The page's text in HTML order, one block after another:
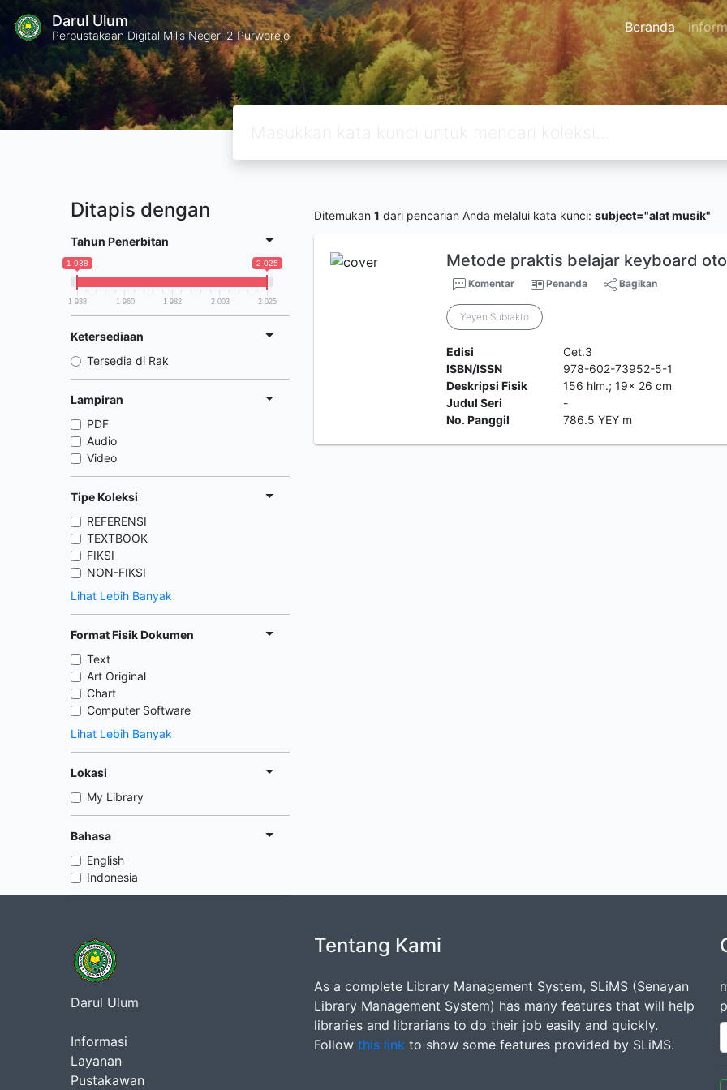
Darul Ulum
Perpustakaan Digital MTs Negeri 2 Purworejo Beranda
Ditapis dengan
Tahun Penerbitan
1 938 2 025
1 938 1 960 1 982 2 003 2 025
Ketersediaan
Tersedia di Rak
Lampiran
PDF
Audio
Video
Tipe Koleksi
REFERENSI
TEXTBOOK
FIKSI
NON-FIKSI
Lihat Lebih Banyak
Format Fisik Dokumen
Text
Art Original
Chart
Computer Software
Lihat Lebih Banyak
Lokasi
My Library
Bahasa
English
Indonesia
Ditemukan 1 dari pencarian Anda melalui kata kunci: subject="alat musik"
Metode praktis belajar keyboard
Komentar Penanda Bagikan
Yeyen Subiakto
Edisi
Cet.3
ISBN/ISSN
978-602-73952-5-1
Deskripsi Fisik
156 hlm.; 19x 26 cm
Judul Seri
-
No. Panggil
786.5 YEY m
Darul Ulum
Informasi
Layanan
Pustakawan
Tentang Kami
As a complete Library Management System, SLiMS (Senayan
Library Management System) has many features that will help
libraries and librarians to do their job easily and quickly.
Follow this link to show some features provided by SLiMS.